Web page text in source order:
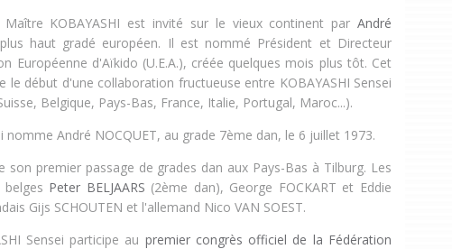
KOBAYASHI est invité sur le vieux continent par André
haut gradé européen. Il est nommé Président et Directeur
Européenne d'Aïkido (U.E.A.), créée quelques mois plus tôt. Cet
le début d'une collaboration fructueuse entre KOBAYASHI Sensei
Belgique, Pays-Bas, France, Italie, Portugal, Maroc...).
nomme André NOCQUET, au grade 7ème dan, le 6 juillet 1973.
son premier passage de grades dan aux Pays-Bas à Tilburg. Les
Peter BELJAARS (2ème dan), George FOCKART et Eddie
Gijs SCHOUTEN et l'allemand Nico VAN SOEST.
Sensei participe au premier congrès officiel de la Fédération